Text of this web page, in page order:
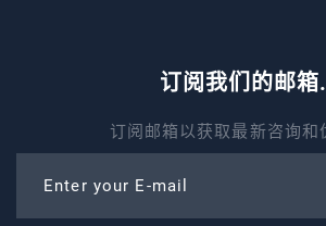
订阅我们的邮箱.
订阅邮箱以获取最新咨询和
Enter your E-mail